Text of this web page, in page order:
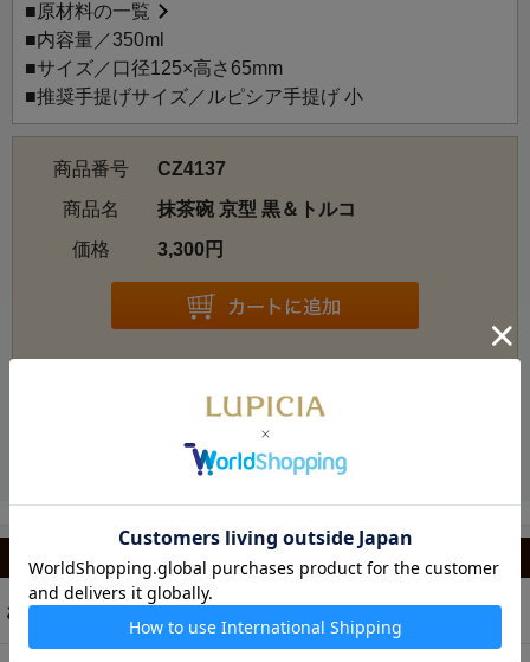
■原材料の一覧
■内容量／350ml
■サイズ／口径125×高さ65mm
■推奨手提げサイズ／ルピシア手提げ 小
商品番号
CZ4137
商品名
抹茶碗 京型 黒＆トルコ
価格
3,300円
カテゴリから選ぶ
お茶